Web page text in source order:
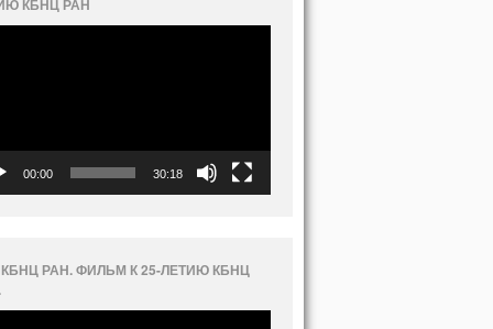
КБНЦ РАН
00:00 30:18
РАН. ФИЛЬМ К 25-ЛЕТИЮ КБНЦ